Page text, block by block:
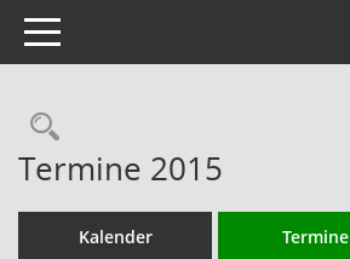
Toggle navigation
Rechercheauswahl
Termine 2015
Kalender Termine